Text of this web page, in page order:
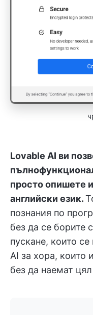
Lovable AI ви
просто опишете
английски език.
познания по
без да се борите
пускане, които
AI за хора, които
без да наемат